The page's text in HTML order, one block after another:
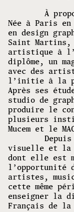
À
Née à Paris
en design
Saint
artistique à
diplôme, un
avec des
l’initie à la
Après ses
studio de
produire le
plusieurs
Mucem et le
visuelle et la
dont elle est
l’opportunité
artistes,
cette même
enseigner la
Français de